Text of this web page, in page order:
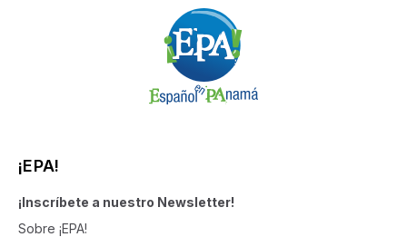
¡EPA!
¡Inscríbete a nuestro Newsletter!
Sobre ¡EPA!